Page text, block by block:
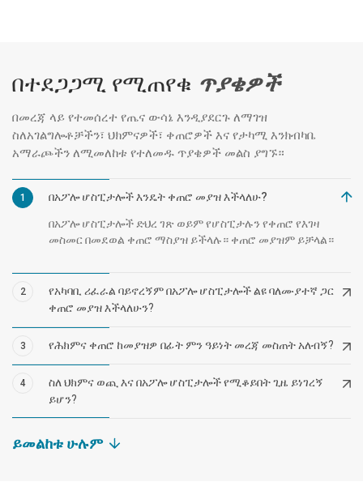
በተደጋጋሚ የሚጠየቁ ጥያቄዎች
በመረጃ ላይ የተመሰረተ የጤና ውሳኔ እንዲያደርጉ ለማገዝ
ስለአገልግሎቶቻችን፣ ህክምናዎች፣ ቀጠሮዎች እና የታካሚ እንክብካቤ
አማራጮችን ለሚመለከቱ የተለመዱ ጥያቄዎች መልስ ያግኙ።
1 በአፖሎ ሆስፒታሎች እንዴት ቀጠሮ መያዝ እችላለሁ?
በአፖሎ ሆስፒታሎች ድህረ ገጽ ወይም የሆስፒታሉን የቀጠሮ የእገዛ
መስመር በመደወል ቀጠሮ ማስያዝ ይችላሉ። ቀጠሮ መያዝም ይቻላል።
2
የአካባቢ ሪፈራል ባይኖረኝም በአፖሎ ሆስፒታሎች ልዩ ባለሙያተኛ ጋር
ቀጠሮ መያዝ እችላለሁን?
3 የሕክምና ቀጠሮ ከመያዝዎ በፊት ምን ዓይነት መረጃ መስጠት አለብኝ?
4
ስለ ህክምና ወጪ እና በአፖሎ ሆስፒታሎች የሚቆይበት ጊዜ ይነገረኝ
ይሆን?
ይመልከቱ ሁሉም